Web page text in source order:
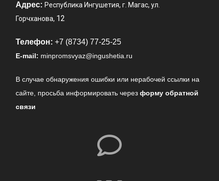
Адрес: Республика Ингушетия, г. Магас, ул.
Горчханова, 12
Телефон: +7 (8734) 77-25-25
E-mail: minpromsvyaz@ingushetia.ru
В случае обнаружения ошибки или нерабочей ссылки на
сайте, просьба информировать черезформу обратной
связи